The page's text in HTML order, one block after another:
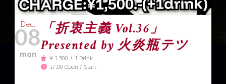
Dec.
08
mon
「折衷主義 Vol.36」
Presented by 火炎瓶テツ
￥1.500 + 1 Drink
17:00 Open / Start